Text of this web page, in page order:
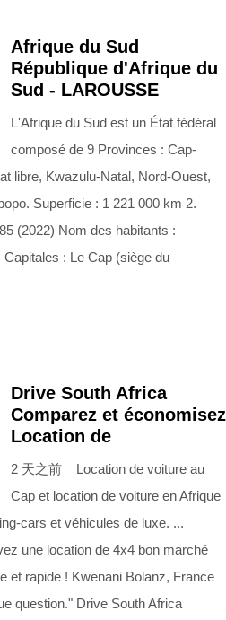
Afrique du Sud
République d'Afrique du
Sud - LAROUSSE
L'Afrique du Sud est un État fédéral
composé de 9 Provinces : Cap-
libre, Kwazulu-Natal, Nord-Ouest,
Superficie : 1 221 000 km 2.
(2022) Nom des habitants :
: Le Cap (siège du
Drive South Africa
Comparez et économisez
Location de
2 天之前 Location de voiture au
Cap et location de voiture en Afrique
cars et véhicules de luxe. ...
une location de 4x4 bon marché
et rapide ! Kwenani Bolanz, France
question." Drive South Africa